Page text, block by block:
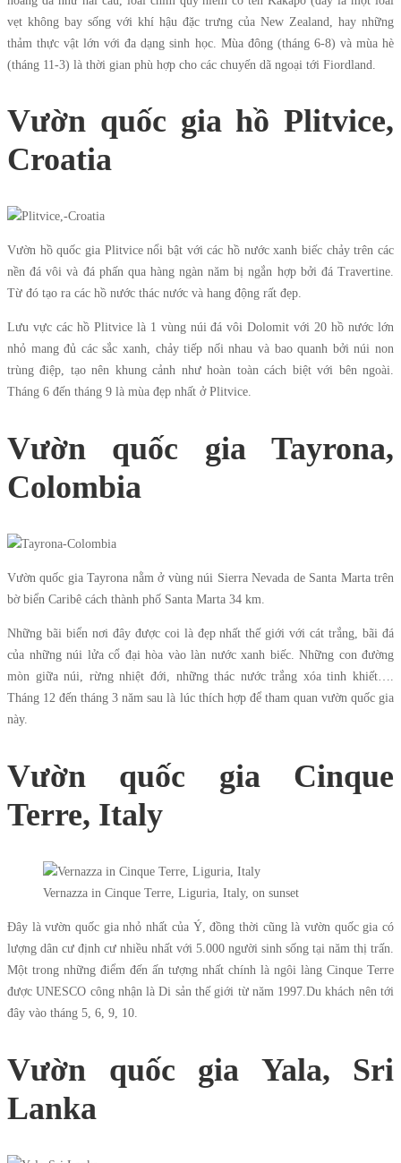
vẹt không bay sống với khí hậu đặc trưng của New Zealand, hay những
thảm thực vật lớn với đa dạng sinh học. Mùa đông (tháng 6-8) và mùa hè
(tháng 11-3) là thời gian phù hợp cho các chuyến dã ngoại tới Fiordland.
Vườn quốc gia hồ Plitvice,
Croatia
Vườn hồ quốc gia Plitvice nổi bật với các hồ nước xanh biếc chảy trên các
nền đá vôi và đá phấn qua hàng ngàn năm bị ngắn hợp bởi đá Travertine.
Từ đó tạo ra các hồ nước thác nước và hang động rất đẹp.
Lưu vực các hồ Plitvice là 1 vùng núi đá vôi Dolomit với 20 hồ nước lớn
nhỏ mang đủ các sắc xanh, chảy tiếp nối nhau và bao quanh bởi núi non
trùng điệp, tạo nên khung cảnh như hoàn toàn cách biệt với bên ngoài.
Tháng 6 đến tháng 9 là mùa đẹp nhất ở Plitvice.
Vườn quốc gia Tayrona,
Colombia
Vườn quốc gia Tayrona nằm ở vùng núi Sierra Nevada de Santa Marta trên
bờ biển Caribê cách thành phố Santa Marta 34 km.
Những bãi biển nơi đây được coi là đẹp nhất thế giới với cát trắng, bãi đá
của những núi lửa cổ đại hòa vào làn nước xanh biếc. Những con đường
mòn giữa núi, rừng nhiệt đới, những thác nước trắng xóa tinh khiết….
Tháng 12 đến tháng 3 năm sau là lúc thích hợp để tham quan vườn quốc gia
này.
Vườn quốc gia Cinque
Terre, Italy
Vernazza in Cinque Terre, Liguria, Italy, on sunset
Đây là vườn quốc gia nhỏ nhất của Ý, đồng thời cũng là vườn quốc gia có
lượng dân cư định cư nhiều nhất với 5.000 người sinh sống tại năm thị trấn.
Một trong những điểm đến ấn tượng nhất chính là ngôi làng Cinque Terre
được UNESCO công nhận là Di sản thế giới từ năm 1997.Du khách nên tới
đây vào tháng 5, 6, 9, 10.
Vườn quốc gia Yala, Sri
Lanka